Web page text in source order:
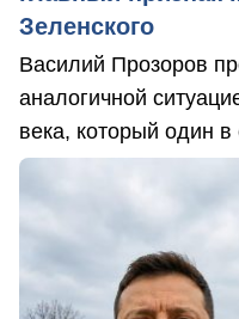
Зеленского
Василий Прозоров
аналогичной
века, который один